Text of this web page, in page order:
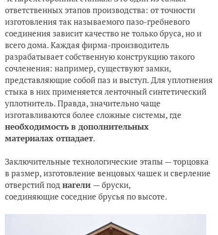
ответственных этапов производства: от точности
изготовления так называемого пазо-гребневого
соединения зависит качество не только бруса, но и
всего дома. Каждая фирма-производитель
разрабатывает собственную конструкцию такого
сочленения: например, существуют замки,
представляющие собой паз и выступ. Для уплотнения
стыка в них применяется ленточный синтетический
уплотнитель. Правда, значительно чаще
изготавливаются более сложные системы, где
необходимость в дополнительных
материалах отпадает.
Заключительные технологические этапы — торцовка
в размер, изготовление венцовых чашек и сверление
отверстий под нагели — бруски,
соединяющие соседние брусья по высоте.